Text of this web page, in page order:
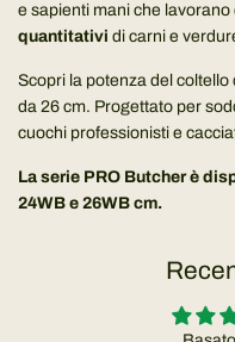
e sapienti mani che
quantitativi di carni e
Scopri la potenza del
da 26 cm. Progettato per
cuochi professionisti e
La serie PRO Butcher è
24WB e 26WB cm.